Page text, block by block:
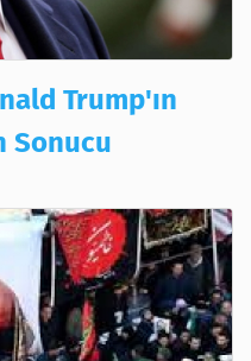
Trump'ın
Sonucu